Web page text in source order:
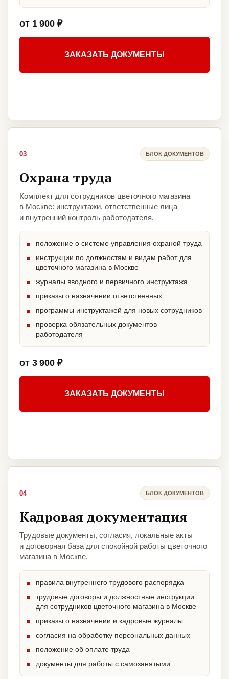
от 1 900 ₽
ЗАКАЗАТЬ ДОКУМЕНТЫ
03 БЛОК ДОКУМЕНТОВ
Охрана труда
Комплект для сотрудников цветочного магазина
в Москве: инструктажи, ответственные лица
и внутренний контроль работодателя.
положение о системе управления охраной труда
инструкции по должностям и видам работ для
цветочного магазина в Москве
журналы вводного и первичного инструктажа
приказы о назначении ответственных
программы инструктажей для новых сотрудников
проверка обязательных документов
работодателя
от 3 900 ₽
ЗАКАЗАТЬ ДОКУМЕНТЫ
04 БЛОК ДОКУМЕНТОВ
Кадровая документация
Трудовые документы, согласия, локальные акты
и договорная база для спокойной работы цветочного
магазина в Москве.
правила внутреннего трудового распорядка
трудовые договоры и должностные инструкции
для сотрудников цветочного магазина в Москве
приказы о назначении и кадровые журналы
согласия на обработку персональных данных
положение об оплате труда
документы для работы с самозанятыми